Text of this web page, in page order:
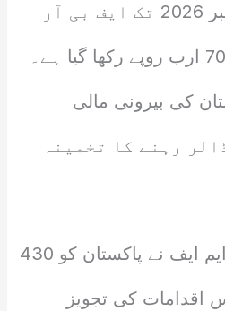
ذرائع کے مطابق دسمبر 2026 تک ایف بی آر
کا ششماہی ہدف 7022 ارب روپے رکھا گیا ہے۔
کی بیرونی مالی
21.2 ارب ڈالر رہنے کا تخمینہ
ذرائع کے مطابق آئی ایم ایف نے پاکستان کو 430
اقدامات کی تجویز